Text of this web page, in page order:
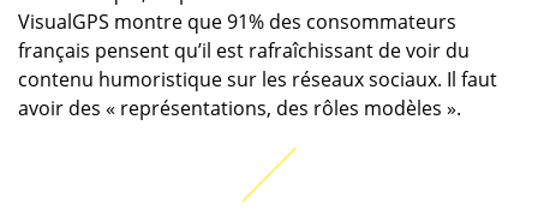
VisualGPS montre que 91% des consommateurs
français pensent qu’il est rafraîchissant de voir du
contenu humoristique sur les réseaux sociaux. Il faut
avoir des « représentations, des rôles modèles ».